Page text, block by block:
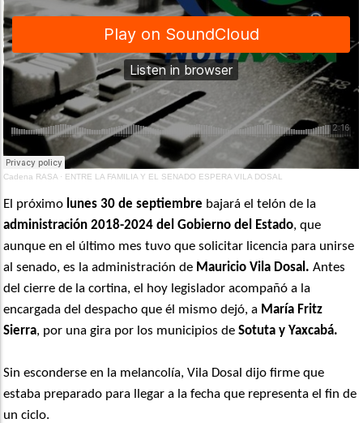
Cadena RASA · ENTRE LA FAMILIA Y EL SENADO ESPERA VILA DOSAL
El próximo lunes 30 de septiembre bajará el telón de la
administración 2018-2024 del Gobierno del Estado, que
aunque en el último mes tuvo que solicitar licencia para unirse
al senado, es la administración de Mauricio Vila Dosal. Antes
del cierre de la cortina, el hoy legislador acompañó a la
encargada del despacho que él mismo dejó, a María Fritz
Sierra, por una gira por los municipios deSotuta y Yaxcabá.
Sin esconderse en la melancolía, Vila Dosal dijo firme que
estaba preparado para llegar a la fecha que representa el fin de
un ciclo.